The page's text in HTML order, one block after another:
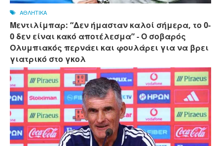
ΑΘΛΗΤΙΚΑ
Μεντιλίμπαρ: “Δεν ήμασταν καλοί σήμερα, το 0-
0 δεν είναι κακό αποτέλεσμα” - Ο σοβαρός
Ολυμπιακός περνάει και φουλάρει για να βρει
γιατρικό στο γκολ